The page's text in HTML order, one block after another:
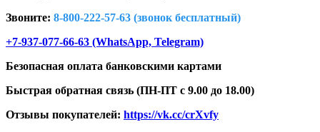
Звоните: 8-800-222-57-63 (звонок бесплатный)
+7-937-077-66-63 (WhatsApp, Telegram)
Безопасная оплата банковскими картами
Быстрая обратная связь (ПН-ПТ с 9.00 до 18.00)
Отзывы покупателей: https://vk.cc/crXvfy